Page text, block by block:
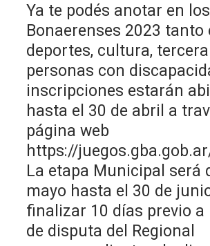
Ya te podés anotar en
Bonaerenses 2023 tanto
deportes, cultura,
personas con
inscripciones estarán
hasta el 30 de abril a
página web
https://
La etapa Municipal será
mayo hasta el 30 de
finalizar 10 días previo a
de disputa del Regional